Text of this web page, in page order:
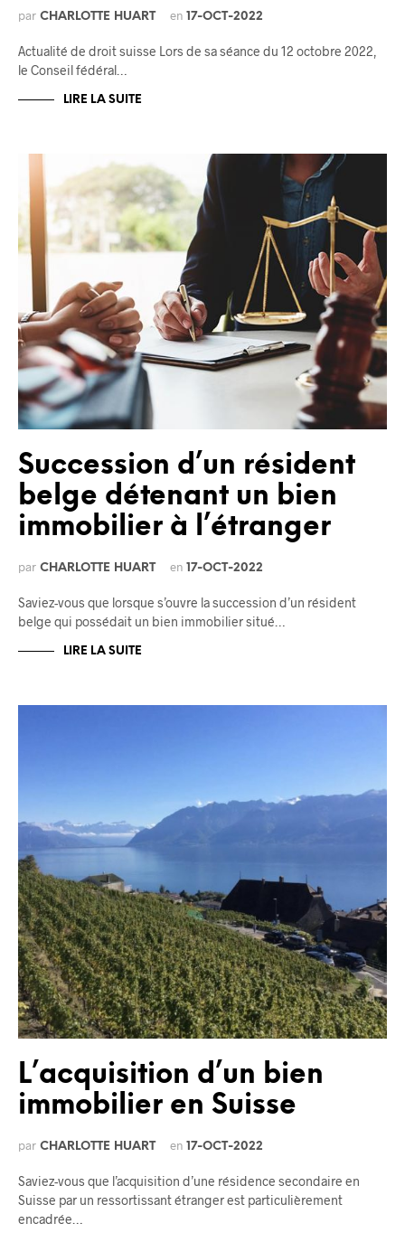
par CHARLOTTE HUART en 17-OCT-2022
Actualité de droit suisse Lors de sa séance du 12 octobre 2022,
le Conseil fédéral…
LIRE LA SUITE
Succession d’un résident
belge détenant un bien
immobilier à l’étranger
par CHARLOTTE HUART en 17-OCT-2022
Saviez-vous que lorsque s’ouvre la succession d’un résident
belge qui possédait un bien immobilier situé…
LIRE LA SUITE
L’acquisition d’un bien
immobilier en Suisse
par CHARLOTTE HUART en 17-OCT-2022
Saviez-vous que l’acquisition d’une résidence secondaire en
Suisse par un ressortissant étranger est particulièrement
encadrée…